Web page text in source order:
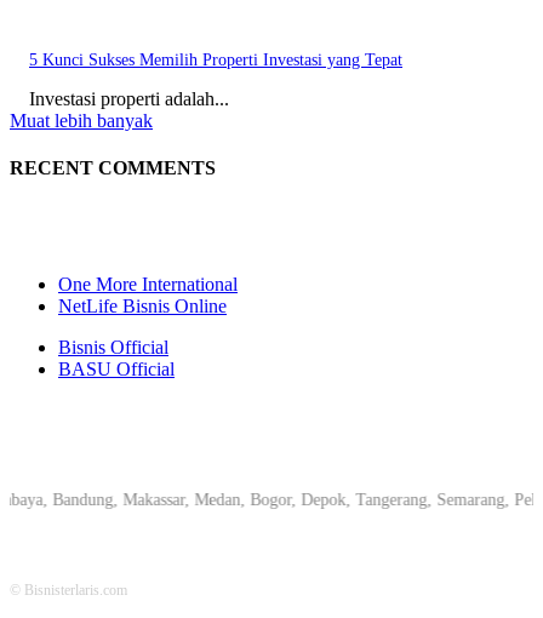
5 Kunci Sukses Memilih Properti Investasi yang Tepat
Investasi properti adalah...
Muat lebih banyak
RECENT COMMENTS
One More International
NetLife Bisnis Online
Bisnis Official
BASU Official
Makassar, Medan, Bogor, Depok, Tangerang, Semarang,
© Bisnisterlaris.com